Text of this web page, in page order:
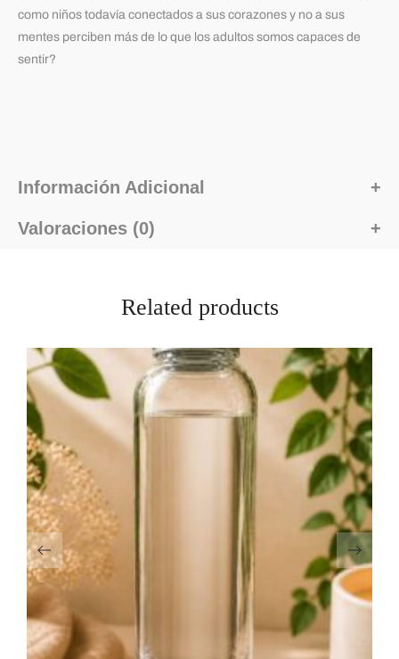
como niños todavía conectados a sus corazones y no a sus
mentes perciben más de lo que los adultos somos capaces de
sentir?
Información Adicional
Valoraciones (0)
Related products